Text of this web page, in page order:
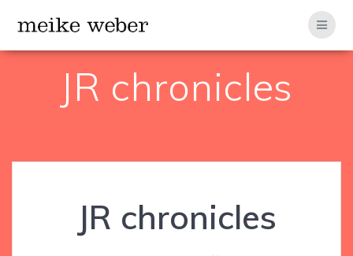
JR chronicles
JR chronicles